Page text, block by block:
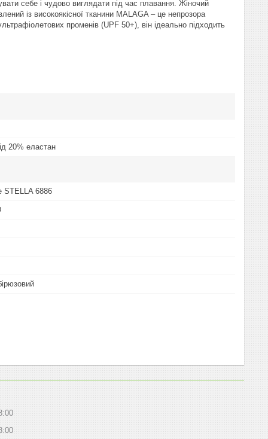
себе і чудово виглядати під час плавання. Жіночий
із високоякісної тканини MALAGA – це непрозора
променів (UPF 50+), він ідеально підходить
20% еластан
STELLA 6886